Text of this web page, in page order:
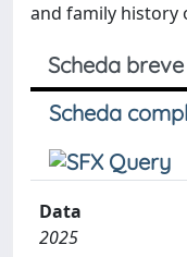
and family history
Scheda breve
Scheda
Data
2025